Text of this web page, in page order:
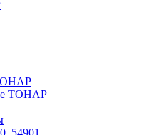
ТОНАР
54901